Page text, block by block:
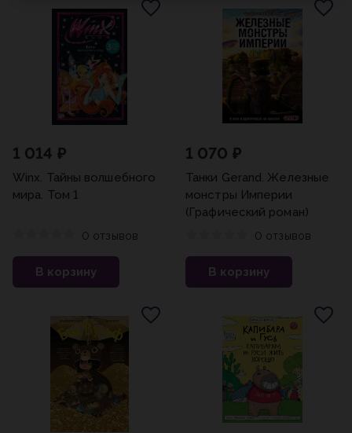
1 014 ₽
Winx. Тайны волшебного
мира. Том 1
0 отзывов
В корзину
1 070 ₽
Танки Gerand. Железные
монстры Империи
(Графический роман)
0 отзывов
В корзину